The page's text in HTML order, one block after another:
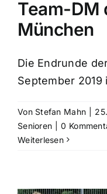
Team-DM
München
Die Endrunde
September 2019
Von Stefan Mahn
Senioren
0
Weiterlesen